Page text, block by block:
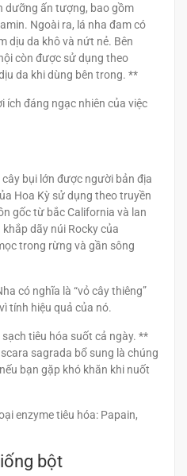
dưỡng ấn tượng, bao gồm
Ngoài ra, lá nha đam có
dịu da khô và nứt nẻ. Bên
còn được sử dụng theo
da khi dùng bên trong. **
nhiên của việc
bụi lớn được người bản địa
Hoa Kỳ sử dụng theo truyền
gốc từ bắc California và lan
dãy núi Rocky của
trong rừng và gần sông
có nghĩa là “vỏ cây thiêng”
tính hiệu quả của nó.
tiêu hóa suốt cả ngày. **
sagrada bổ sung là chúng
bạn gặp khó khăn khi nuốt
tiêu hóa: Papain,
bột